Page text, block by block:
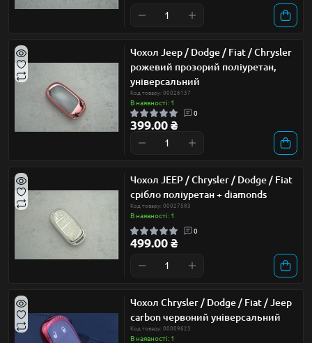
Чохол Jeep / Dodge / Fiat / Chrysler
рожевий прозорий поліуретан,
універсальний
Код товару: 00026137
В наявності: 1
0
399.00 ₴
Чохол JEEP / Chrysler / Dodge / Fiat
срібло поліуретан + diamonds
Код товару: 00027583
В наявності: 1
0
499.00 ₴
Чохол Chrysler / Dodge / Fiat / Jeep
carbon червоний універсальний
Код товару: 00009623
В наявності: 1